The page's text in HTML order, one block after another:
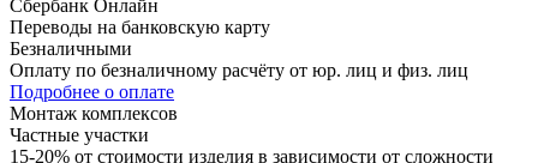
Сбербанк Онлайн
Переводы на банковскую карту
Безналичными
Оплату по безналичному расчёту от юр. лиц и физ. лиц
Подробнее о оплате
Монтаж комплексов
Частные участки
15-20% от стоимости изделия в зависимости от сложности